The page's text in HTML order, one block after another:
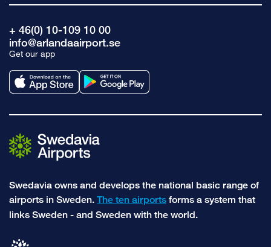
+ 46(0) 10-109 10 00
info@arlandaairport.se
Get our app
Swedavia owns and develops the national basic range of
airports in Sweden. The ten airports forms a system that
links Sweden - and Sweden with the world.